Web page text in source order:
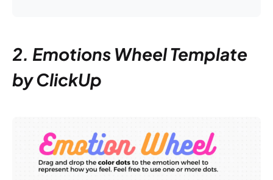
2. Emotions Wheel Template
by ClickUp